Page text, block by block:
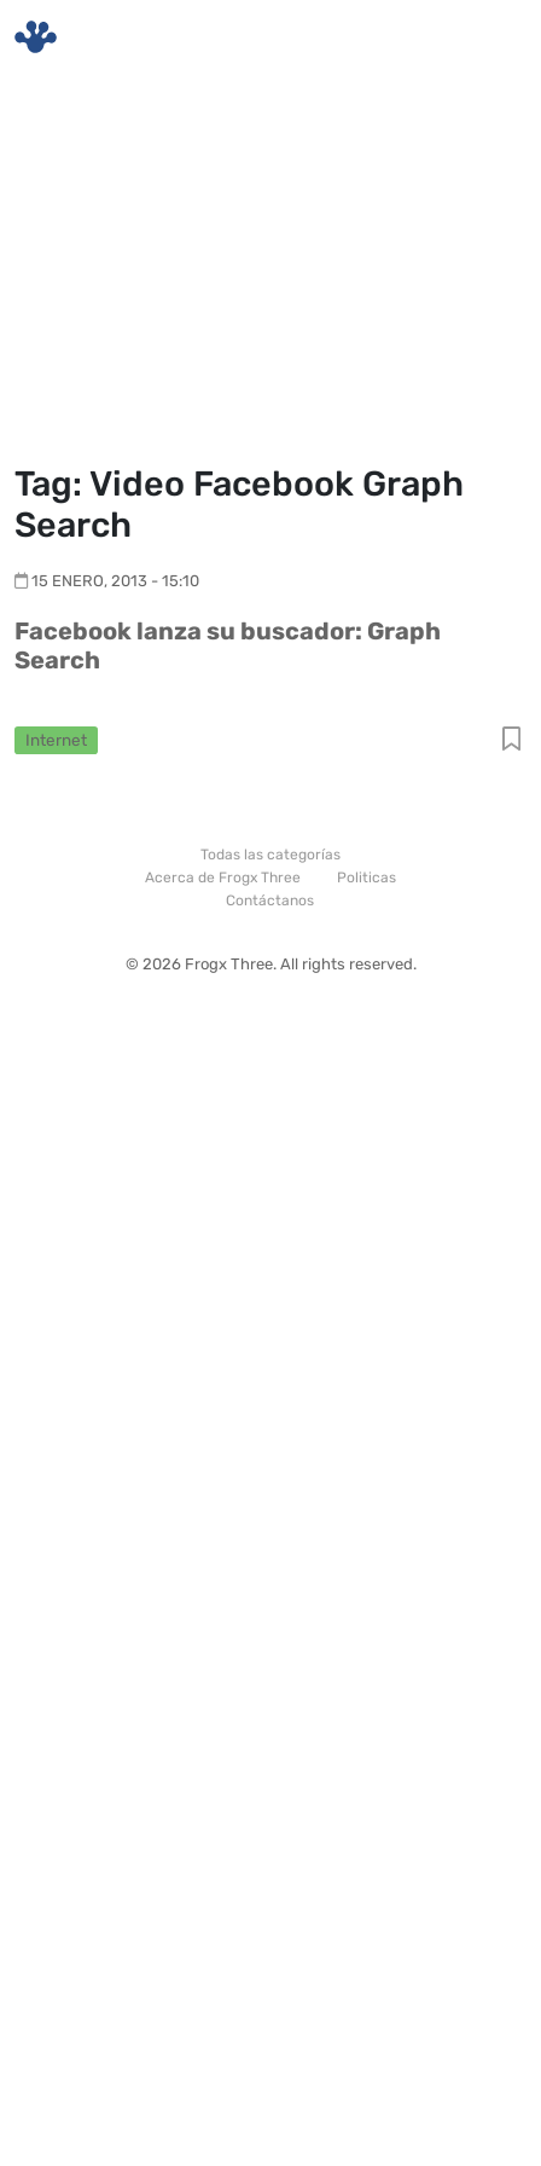
Tag: Video Facebook Graph
Search
15 ENERO, 2013 - 15:10
Facebook lanza su buscador: Graph
Search
Internet
Todas las categorías
Acerca de Frogx Three
Politicas
Contáctanos
© 2026 Frogx Three. All rights reserved.